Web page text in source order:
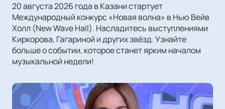
20 августа 2026 года в Казани стартует
Международный конкурс «Новая волна» в Нью Вейв
Холл (New Wave Hall). Насладитесь выступлениями
Киркорова, Гагариной и других звёзд. Узнайте
больше о событии, которое станет ярким началом
музыкальной недели!